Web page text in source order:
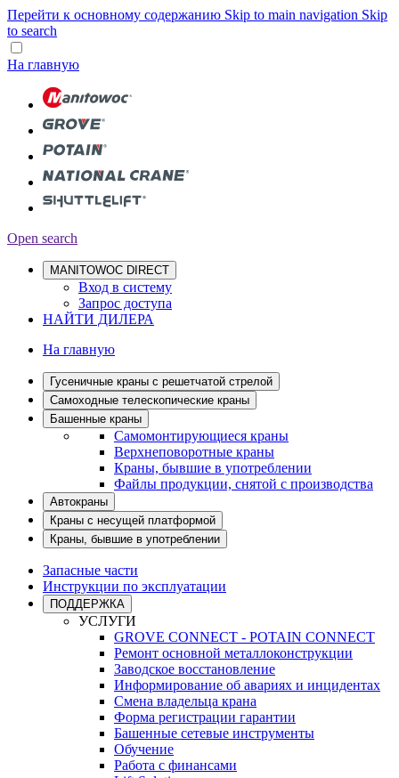
Перейти к основному содержанию Skip to main navigation Skip
to search
На главную
Open search
MANITOWOC DIRECT
Вход в систему
Запрос доступа
НАЙТИ ДИЛЕРА
На главную
Гусеничные краны с решетчатой стрелой
Самоходные телескопические краны
Башенные краны
Самомонтирующиеся краны
Верхнеповоротные краны
Краны, бывшие в употреблении
Файлы продукции, снятой с производства
Автокраны
Краны с несущей платформой
Краны, бывшие в употреблении
Запасные части
Инструкции по эксплуатации
ПОДДЕРЖКА
УСЛУГИ
GROVE CONNECT - POTAIN CONNECT
Ремонт основной металлоконструкции
Заводское восстановление
Информирование об авариях и инцидентах
Смена владельца крана
Форма регистрации гарантии
Башенные сетевые инструменты
Обучение
Работа с финансами